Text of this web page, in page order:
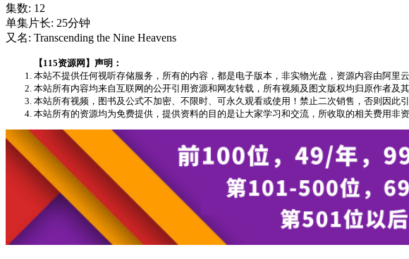
集数: 12
单集片长: 25分钟
又名: Transcending the Nine Heavens
【115资源网】声明：
本站不提供任何视听存储服务，所有的内容，都是电子版本，非实物光盘，资源内容由阿里云
本站所有内容均来自互联网的公开引用资源和网友转载，所有视频及图文版权均归原作者及
本站所有视频，图书及公式不加密、不限时、可永久观看或使用！禁止二次销售，否则因此
本站所有的资源均为免费提供，提供资料的目的是让大家学习和交流，所收取的相关费用非